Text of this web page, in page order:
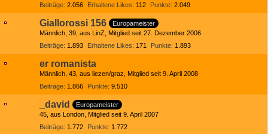
Beiträge 2.056 Erhaltene Likes 112 Punkte 2.049
Giallorossi 156
Europameister
Männlich 39 aus LinZ Mitglied seit 27. Dezember 2006
Beiträge 1.893 Erhaltene Likes 171 Punkte 1.893
er romanista
Männlich 43 aus liezen/graz Mitglied seit 9. April 2008
Beiträge 1.866 Punkte 9.510
_david
Europameister
45 aus London Mitglied seit 9. April 2007
Beiträge 1.772 Punkte 1.772